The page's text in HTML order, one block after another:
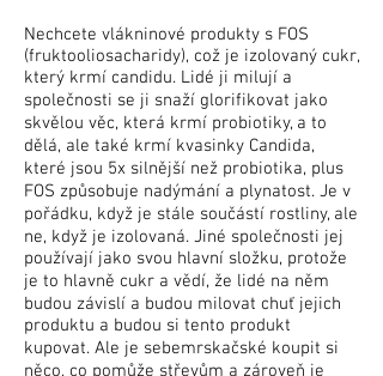
Nechcete vlákninové produkty s FOS
(fruktooliosacharidy), což je izolovaný cukr,
který krmí candidu. Lidé ji milují a
společnosti se ji snaží glorifikovat jako
skvělou věc, která krmí probiotiky, a to
dělá, ale také krmí kvasinky Candida,
které jsou 5x silnější než probiotika, plus
FOS způsobuje nadýmání a plynatost. Je v
pořádku, když je stále součástí rostliny, ale
ne, když je izolovaná. Jiné společnosti jej
používají jako svou hlavní složku, protože
je to hlavně cukr a vědí, že lidé na něm
budou závislí a budou milovat chuť jejich
produktu a budou si tento produkt
kupovat. Ale je sebemrskačské koupit si
něco, co pomůže střevům a zároveň je